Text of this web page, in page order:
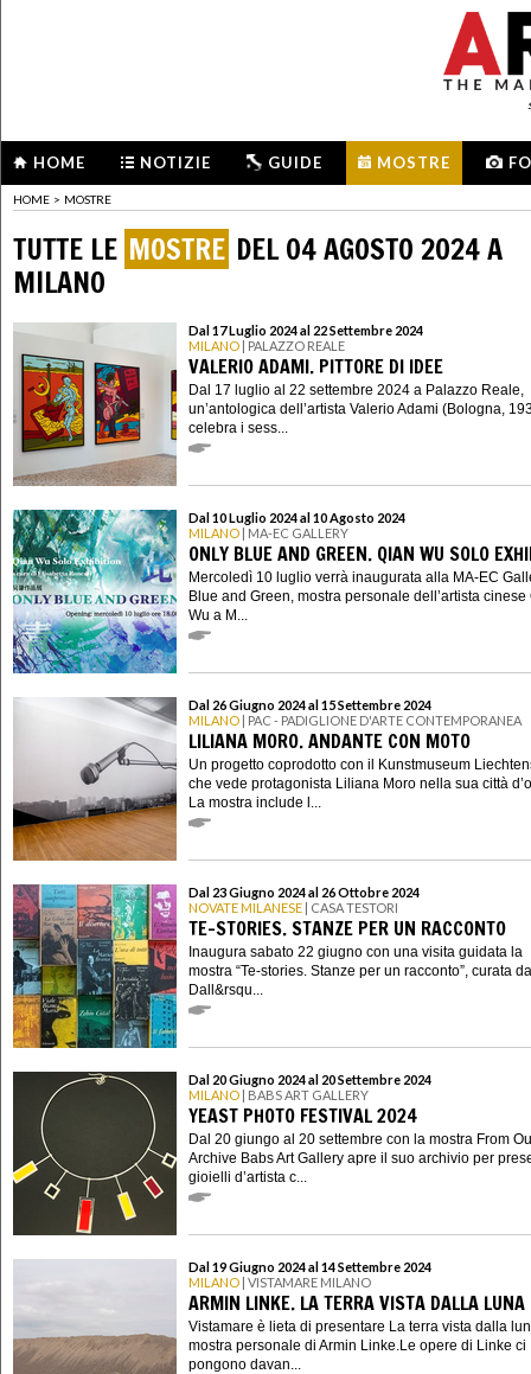
HOME NOTIZIE GUIDE MOSTRE
HOME > MOSTRE
TUTTE LE MOSTRE DEL 04 AGOSTO 2024 A
MILANO
Dal 17 Luglio 2024 al 22 Settembre 2024
MILANO | PALAZZO REALE
VALERIO ADAMI. PITTORE DI IDEE
Dal 17 luglio al 22 settembre 2024 a Palazzo Reale,
un’antologica dell’artista Valerio Adami (Bologna,
celebra i sess...
Dal 10 Luglio 2024 al 10 Agosto 2024
MILANO | MA-EC GALLERY
ONLY BLUE AND GREEN. QIAN WU SOLO
Mercoledì 10 luglio verrà inaugurata alla MA-EC
Blue and Green, mostra personale dell’artista cinese
Wu a M...
Dal 26 Giugno 2024 al 15 Settembre 2024
MILANO | PAC - PADIGLIONE D'ARTE CONTEMPORANEA
LILIANA MORO. ANDANTE CON MOTO
Un progetto coprodotto con il Kunstmuseum
che vede protagonista Liliana Moro nella sua città
La mostra include l...
Dal 23 Giugno 2024 al 26 Ottobre 2024
NOVATE MILANESE | CASA TESTORI
TE-STORIES. STANZE PER UN RACCONTO
Inaugura sabato 22 giugno con una visita guidata la
mostra “Te-stories. Stanze per un racconto”, curata
Dall&rsqu...
Dal 20 Giugno 2024 al 20 Settembre 2024
MILANO | BABS ART GALLERY
YEAST PHOTO FESTIVAL 2024
Dal 20 giungo al 20 settembre con la mostra From
Archive Babs Art Gallery apre il suo archivio per
gioielli d’artista c...
Dal 19 Giugno 2024 al 14 Settembre 2024
MILANO | VISTAMARE MILANO
ARMIN LINKE. LA TERRA VISTA DALLA LUNA
Vistamare è lieta di presentare La terra vista dalla
mostra personale di Armin Linke.Le opere di Linke ci
pongono davan...